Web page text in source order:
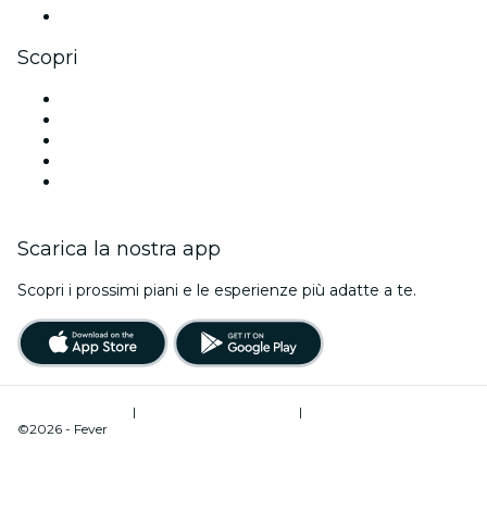
Scopri
Scarica la nostra app
Scopri i prossimi piani e le esperienze più adatte a te.
| |
©2026 - Fever